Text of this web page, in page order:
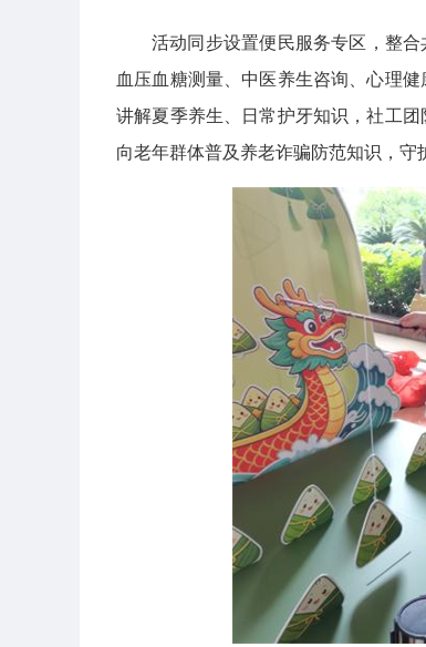
活动同步设置便民服务专区，整合
血压血糖测量、中医养生咨询、心理
讲解夏季养生、日常护牙知识，社工
向老年群体普及养老诈骗防范知识，守